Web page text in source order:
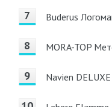
Buderus
MORA-TOP
Navien